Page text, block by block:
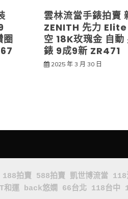
圈
雲林流當手錶拍賣
ZENITH 先力
空 18K玫瑰金 自動
錶 9成9新 ZR471
2025 年 3 月 30 日
188拍賣 588拍賣 凱世博流當 118
和運 back悠嫻 66台北 118台中